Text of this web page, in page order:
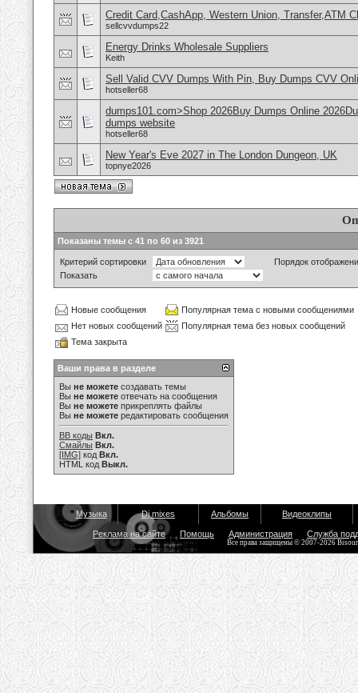
Credit Card,CashApp, Western Union, Transfer,ATM
sellcvvdumps22
Energy Drinks Wholesale Suppliers
Keith
Sell Valid CVV Dumps With Pin, Buy Dumps CVV
hotseller68
dumps101.com>Shop 2026Buy Dumps Online
dumps website
hotseller68
New Year's Eve 2027 in The London Dungeon, UK
topnye2026
Показаны темы с 41 по 60 из 3921
Критерий сортировки
Порядок
Показать
Новые сообщения
Популярная тема с новыми сообщениями
Нет новых сообщений
Популярная тема без новых сообщений
Тема закрыта
Ваши права в разделе
Вы не можете создавать темы
Вы не можете отвечать на сообщения
Вы не можете прикреплять файлы
Вы не можете редактировать сообщения
BB коды Вкл.
Смайлы Вкл.
[IMG] код Вкл.
HTML код Выкл.
Музыка Dj mixes Альбомы Видеоклипы
Реклама на сайте Помощь Администрация Служба
Все права защищены © 2007-2026